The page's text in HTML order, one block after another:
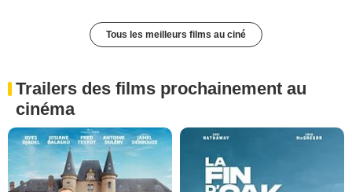
Tous les meilleurs films au ciné
Trailers des films prochainement au
cinéma